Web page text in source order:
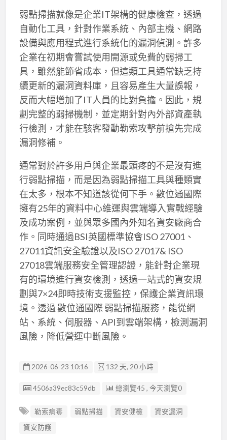
弱點掃描就像是企業IT架構的健康檢查，透過
自動化工具，針對作業系統、內部主機、網路
設備與應用程式進行系統化的漏洞偵測。許多
企業在初期會嘗試使用開源或免費的弱掃工
具，雖然能節省成本，但這類工具通常缺乏持
續更新的漏洞資料庫，且容易產生大量誤報，
反而大幅增加了IT人員的比對負擔。因此，規
劃完整的弱掃機制，並定期針對內外部資產執
行檢測，才能在駭客發動勒索攻擊前搶先完成
漏洞修補。
通常對於許多用戶與企業最頭疼的不是沒有進
行弱點掃描，而是因為弱點掃描工具與種類實
在太多，根本不知道該從何下手。數位通國際
擁有25年的資料中心維運與雲端導入實戰經驗
及成功案例，並與眾多國內外知名資安廠商合
作。同時通過BSI英國標準協會ISO 27001、
27011資訊安全驗證以及ISO 27017& ISO
27018雲端服務安全管理認證，能針對企業現
有的環境進行資安檢測，透過一站式的資安規
劃與7×24即時技術支援監控，保護企業資訊環
境。透過 數位通國際 弱點掃描服務，能從網
站、系統、伺服器、API到雲端架構，檢測漏洞
風險，降低營運中斷風險。
2026-06-23 10:16 132 天, 20 小時
廣告编號
4506a39ec83c59db 總瀏覽45 , 今天瀏覽0
勒索病毒 弱點掃描 資安健檢
資安漏洞
資安防護